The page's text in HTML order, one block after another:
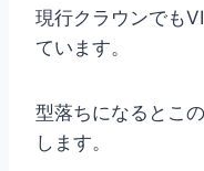
現行クラウンでも
ています。
型落ちになるとこ
します。